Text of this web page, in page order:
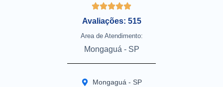
Avaliações: 515
Area de Atendimento:
Mongaguá - SP
Mongaguá - SP